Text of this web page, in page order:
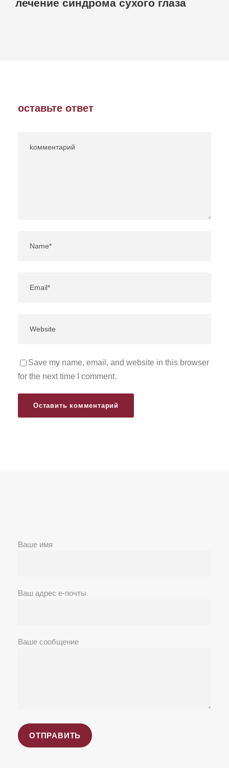
лечение синдрома сухого глаза
оставьте ответ
Save my name, email, and website in this browser
for the next time I comment.
Ваше имя
Ваш адрес е-почты
Ваше сообщение